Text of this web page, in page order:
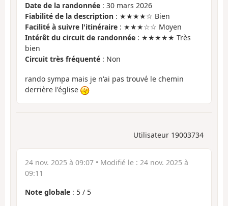
Date de la randonnée : 30 mars 2026
Fiabilité de la description : ★★★★☆ Bien
Facilité à suivre l'itinéraire : ★★★☆☆ Moyen
Intérêt du circuit de randonnée : ★★★★★ Très
bien
Circuit très fréquenté : Non
rando sympa mais je n'ai pas trouvé le chemin
derrière l'église
Utilisateur 19003734
24 nov. 2025 à 09:07 • Modifié le : 24 nov. 2025 à
09:11
Note globale : 5 / 5